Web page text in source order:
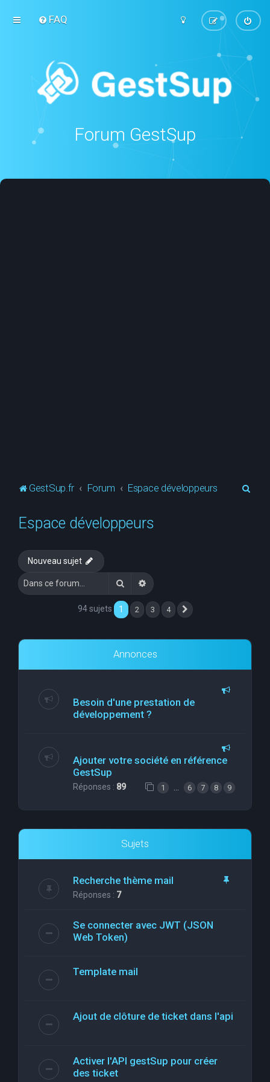
FAQ
Forum GestSup
GestSup.fr Forum Espace développeurs
Espace développeurs
Nouveau sujet
RechercherRecherche avancée
94 sujets 1 2 3 4
Annonces
Besoin d'une prestation de
développement ?
Ajouter votre société en référence
GestSup
Réponses : 89 1 6 7 8 9
Sujets
Recherche thème mail
Réponses : 7
Se connecter avec JWT (JSON
Web Token)
Template mail
Ajout de clôture de ticket dans l'api
Activer l'API gestSup pour créer
des ticket